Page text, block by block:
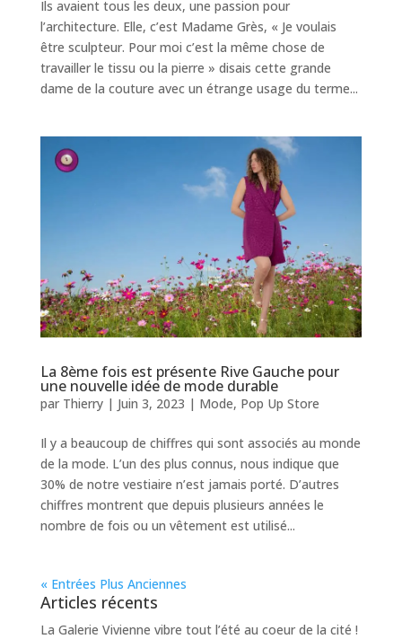
Ils avaient tous les deux, une passion pour
l’architecture. Elle, c’est Madame Grès, « Je voulais
être sculpteur. Pour moi c’est la même chose de
travailler le tissu ou la pierre » disais cette grande
dame de la couture avec un étrange usage du terme...
La 8ème fois est présente Rive Gauche pour
une nouvelle idée de mode durable
par Thierry| Juin 3, 2023 | Mode, Pop Up Store
Il y a beaucoup de chiffres qui sont associés au monde
de la mode. L’un des plus connus, nous indique que
30% de notre vestiaire n’est jamais porté. D’autres
chiffres montrent que depuis plusieurs années le
nombre de fois ou un vêtement est utilisé...
« Entrées Plus Anciennes
Articles récents
La Galerie Vivienne vibre tout l’été au coeur de la cité !